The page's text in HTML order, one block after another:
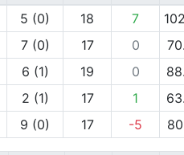
5 (0) 18 7
7 (0) 17 0
6 (1) 19 0
2 (1) 17 1
9 (0) 17 -5